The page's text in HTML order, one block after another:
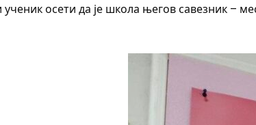
осети да је школа његов савезник –